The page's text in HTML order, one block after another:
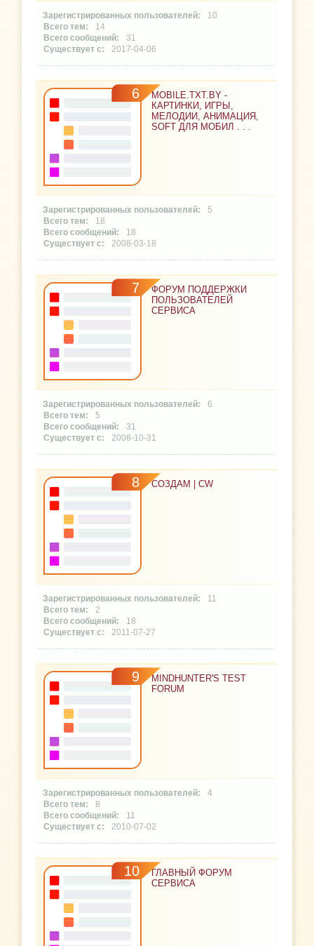
10
14
31
2017-04-06
6
MOBILE.TXT.BY -
КАРТИНКИ, ИГРЫ,
МЕЛОДИИ, АНИМАЦИЯ,
SOFT ДЛЯ МОБИЛ . . .
5
18
18
2008-03-18
7
ФОРУМ ПОДДЕРЖКИ
ПОЛЬЗОВАТЕЛЕЙ
СЕРВИСА
6
5
31
2008-10-31
8 СОЗДАМ | CW
11
2
18
2011-07-27
9
MINDHUNTER'S TEST
FORUM
4
8
11
2010-07-02
10
ГЛАВНЫЙ ФОРУМ
СЕРВИСА